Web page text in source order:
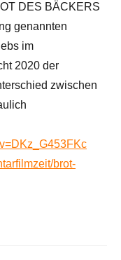
DES BÄCKERS
genannten
im
2020 der
zwischen
brot-